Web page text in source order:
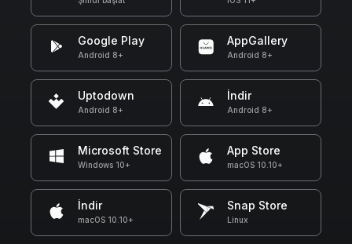
Google Play
Android 8+
AppGallery
Android 8+
Uptodown
Android 8+
İndir
Android 8+
Microsoft Store
Windows 10+
App Store
macOS 10.10+
İndir
macOS 10.10+
Snap Store
Linux